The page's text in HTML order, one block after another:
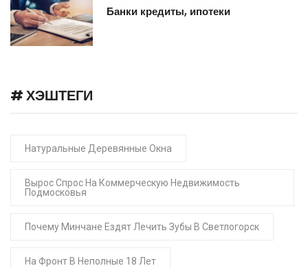
Банки кредиты, ипотеки
# ХЭШТЕГИ
Натуральные Деревянные Окна
Вырос Спрос На Коммерческую Недвижимость
Подмосковья
Почему Минчане Ездят Лечить Зубы В Светлогорск
На Фронт В Неполные 18 Лет